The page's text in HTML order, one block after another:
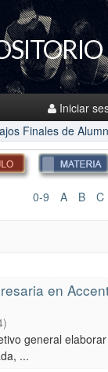
Iniciar
Finales de
0-9 A B C
en
)
general
...